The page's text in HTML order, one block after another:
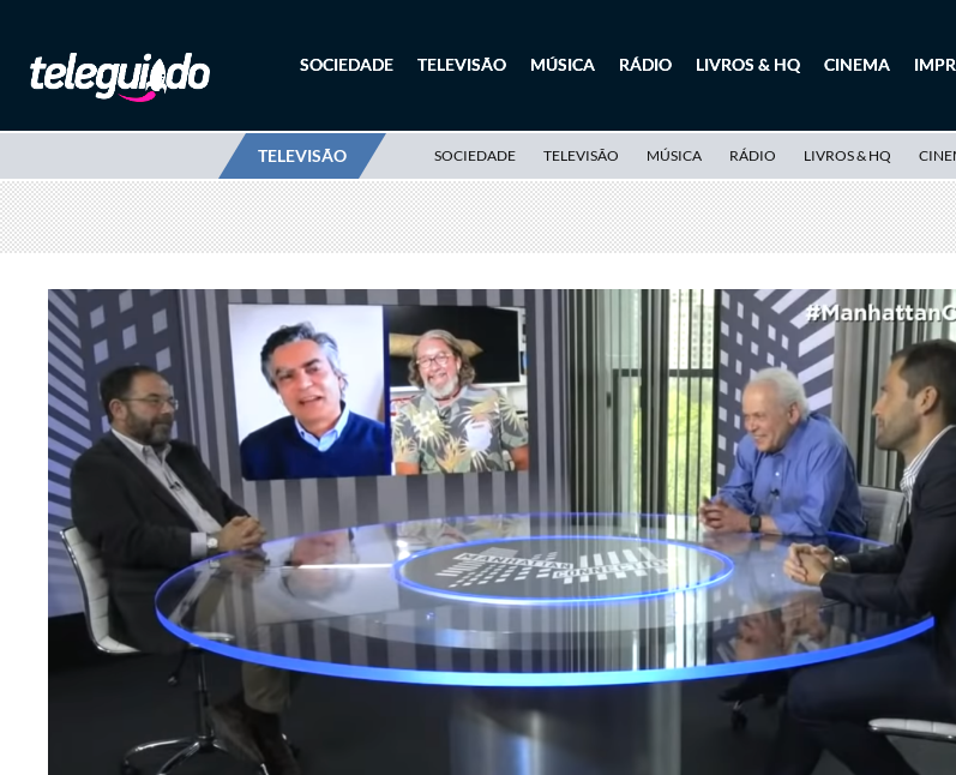
SOCIEDADE TELEVISÃO MÚSICA RÁDIO LIVROS & HQ CINEMA
TELEVISÃO SOCIEDADE TELEVISÃO MÚSICA RÁDIO LIVROS & HQ